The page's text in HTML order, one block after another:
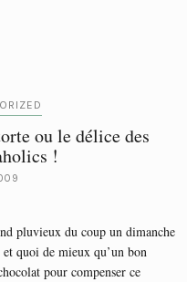
ou le délice des
!
pluvieux du coup un dimanche
quoi de mieux qu’un bon
pour compenser ce